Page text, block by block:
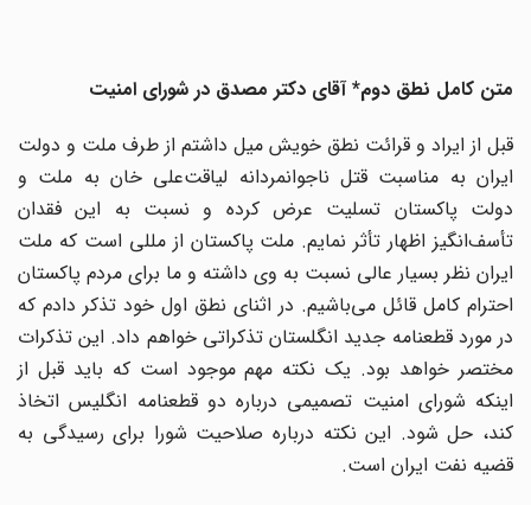
متن کامل نطق دوم* آقای دکتر مصدق در شورای امنیت
قبل از ایراد و قرائت نطق خویش میل داشتم از طرف ملت و دولت
ایران به مناسبت قتل ناجوانمردانه لیاقت‌علی خان به ملت و
دولت پاکستان تسلیت عرض کرده و نسبت به این فقدان
تأسف‌انگیز اظهار تأثر نمایم. ملت پاکستان از مللی است که ملت
ایران نظر بسیار عالی نسبت به وی داشته و ما برای مردم پاکستان
احترام کامل قائل می‌باشیم. در اثنای نطق اول خود تذکر دادم که
در مورد قطعنامه جدید انگلستان تذکراتی خواهم داد. این تذکرات
مختصر خواهد بود. یک نکته مهم موجود است که باید قبل از
اینکه شورای امنیت تصمیمی درباره دو قطعنامه انگلیس اتخاذ
کند، حل شود. این نکته درباره صلاحیت شورا برای رسیدگی به
قضیه نفت ایران است.